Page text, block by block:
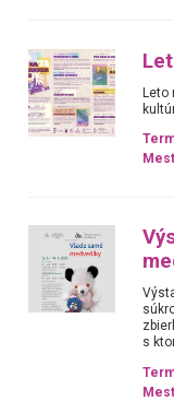
Leto
s